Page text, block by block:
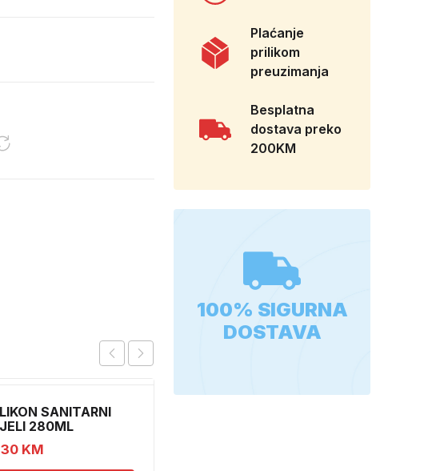
SANITARNI
280ML
KM
Plaćanje
prilikom
preuzimanja
Besplatna
dostava preko
200KM
100% SIGURNA
DOSTAVA